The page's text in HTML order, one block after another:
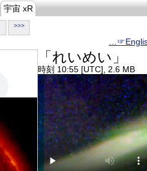
宇宙 xR
>>>
「れいめい」
時刻 10:55 [UTC], 2.6 MB